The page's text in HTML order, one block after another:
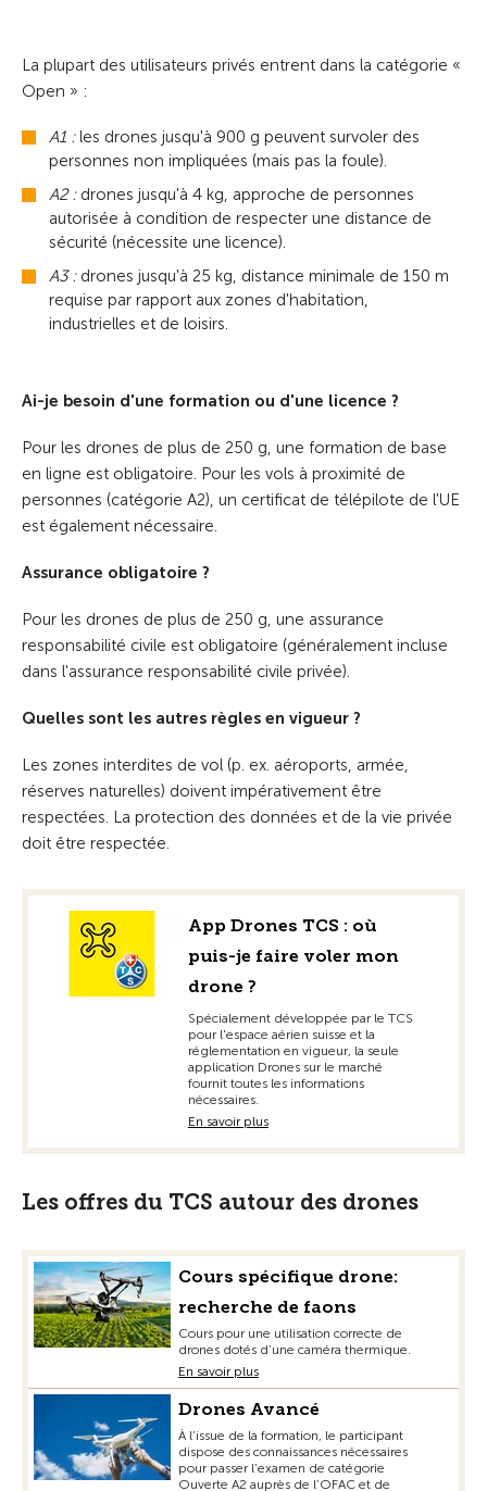
La plupart des utilisateurs privés entrent dans la catégorie «
Open » :
A1 :les drones jusqu'à 900 g peuvent survoler des
personnes non impliquées (mais pas la foule).
A2 : drones jusqu'à 4 kg, approche de personnes
autorisée à condition de respecter une distance de
sécurité (nécessite une licence).
A3 : drones jusqu'à 25 kg, distance minimale de 150 m
requise par rapport aux zones d'habitation,
industrielles et de loisirs.
Ai-je besoin d'une formation ou d'une licence ?
Pour les drones de plus de 250 g, une formation de base
en ligne est obligatoire. Pour les vols à proximité de
personnes (catégorie A2), un certificat de télépilote de l'UE
est également nécessaire.
Assurance obligatoire ?
Pour les drones de plus de 250 g, une assurance
responsabilité civile est obligatoire (généralement incluse
dans l'assurance responsabilité civile privée).
Quelles sont les autres règles en vigueur ?
Les zones interdites de vol (p. ex. aéroports, armée,
réserves naturelles) doivent impérativement être
respectées. La protection des données et de la vie privée
doit être respectée.
App Drones TCS : où
puis-je faire voler mon
drone ?
Spécialement développée par le TCS
pour l'espace aérien suisse et la
réglementation en vigueur, la seule
application Drones sur le marché
fournit toutes les informations
nécessaires.
En savoir plus
Les offres du TCS autour des drones
Cours spécifique drone:
recherche de faons
Cours pour une utilisation correcte de
drones dotés d’une caméra thermique.
En savoir plus
Drones Avancé
À l’issue de la formation, le participant
dispose des connaissances nécessaires
pour passer l’examen de catégorie
Ouverte A2 auprès de l’OFAC et de